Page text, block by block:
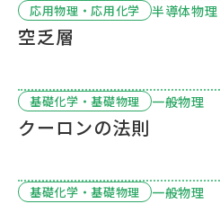
応用物理・応用化学 半導体物理
空乏層
基礎化学・基礎物理 一般物理
クーロンの法則
基礎化学・基礎物理 一般物理